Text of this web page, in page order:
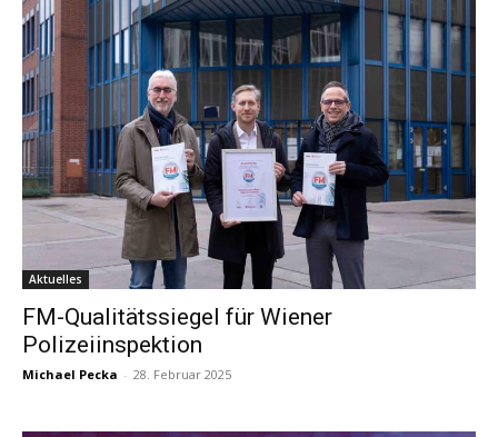
Aktuelles
FM-Qualitätssiegel für Wiener
Polizeiinspektion
Michael Pecka - 28. Februar 2025